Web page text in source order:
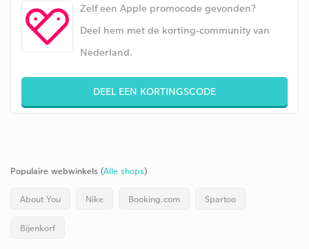
Zelf een Apple promocode gevonden?
Deel hem met de korting-community van
Nederland.
DEEL EEN KORTINGSCODE
Populaire webwinkels (Alle shops)
About You Nike Booking.com Spartoo
Bijenkorf